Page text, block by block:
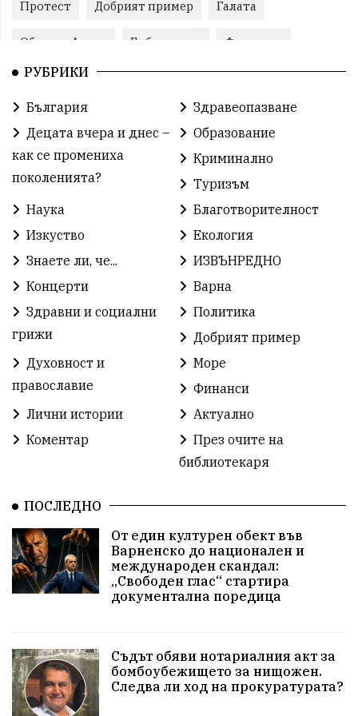
Протест Добрият пример Галата
Община Аврен Библиотека Фестивал
Финанси
Театър Спорт за деца История
Градски транспорт Нов протест
Безплатни прегледи Волейбол Карин дом
Зелена Енергия Ден на детето
Книги Ветрогенератори Девня
Ден на народните будители Изложба
Детски градини Богоявление
Разрушеното бомбоубежище
Избори 2026 Дарения
Концерт
едрогабаритни отпадъци
Културни и спортни събития Аспарухово
Безводие пожари Тенис Вълчи дол
Училища Лична инициатива Величие
Приют за кучета Култура и образование
РУБРИКИ
България
Здравеопазване
Децата вчера и днес –
как се промениха
поколенията?
Образование
Криминално
Туризъм
Наука
Благотворителност
Изкуство
Екология
Знаете ли, че...
ИЗВЪНРЕДНО
Концерти
Варна
Здравни и социални
грижи
Политика
Добрият пример
Духовност и
православие
Море
Финанси
Лични истории
Актуално
Коментар
През очите на
библиотекаря
ПОСЛЕДНО
От един културен обект във
Варненско до национален и
международен скандал:
„Свободен глас“ стартира
документална поредица
Съдът обяви нотариалния акт за
бомбоубежището за нищожен.
Следва ли ход на прокуратурата?